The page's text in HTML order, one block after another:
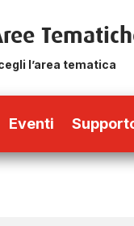
l’area tematica
Eventi